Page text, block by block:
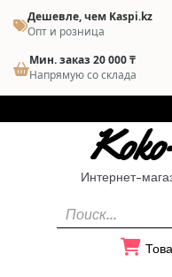
Дешевле, чем Kaspi.kz
Опт и розница
Мин. заказ 20 000 ₸
Напрямую со склада
Интернет-